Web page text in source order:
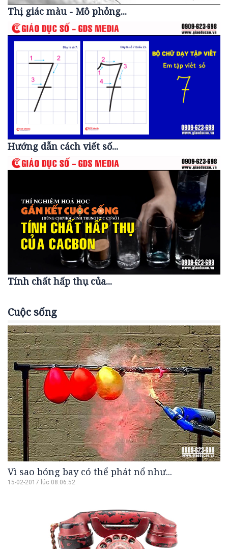
Thị giác màu - Mô phỏng...
Hướng dẫn cách viết số...
Tính chất hấp thụ của...
Cuộc sống
Vì sao bóng bay có thể phát nổ như...
15-02-2017 lúc 08:06:52